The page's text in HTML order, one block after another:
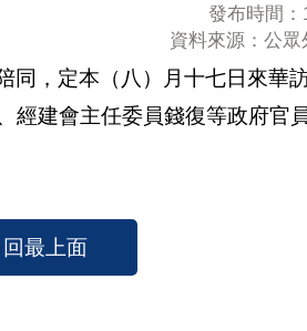
[連 覽 系"
發布時間：
資料來源：公眾
，定本（八）月十七日來華訪
建會主任委員錢復等政府官
回最上面